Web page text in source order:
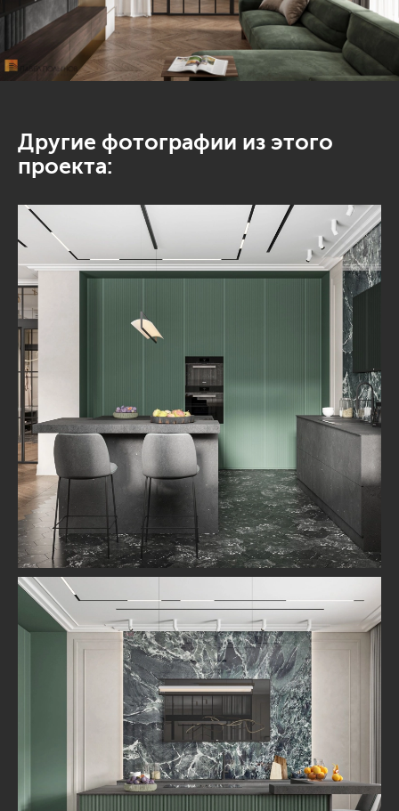
Другие фотографии из этого
проекта: